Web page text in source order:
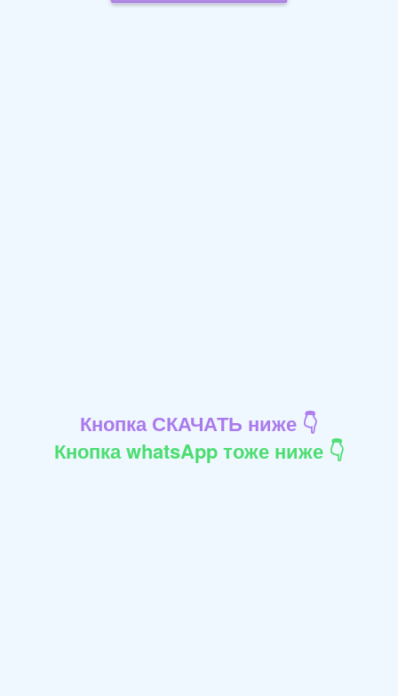
Кнопка СКАЧАТЬ ниже 👇
Кнопка whatsApp тоже ниже 👇